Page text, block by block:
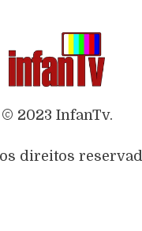
© 2023 InfanTv.
direitos